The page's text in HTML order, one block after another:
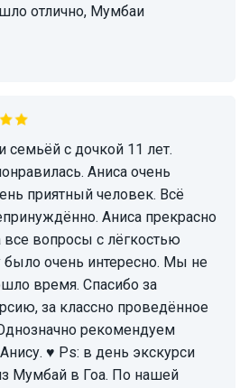
отлично, Мумбаи
Аниса очень
приятный человек. Всё
Аниса прекрасно
все вопросы с лёгкостью
было очень интересно. Мы не
время. Спасибо за
за классно проведённое
рекомендуем
♥️ Ps: в день экскурси
Мумбай в Гоа. По нашей